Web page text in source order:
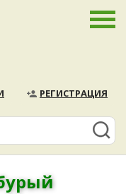
РЕГИСТРАЦИЯ